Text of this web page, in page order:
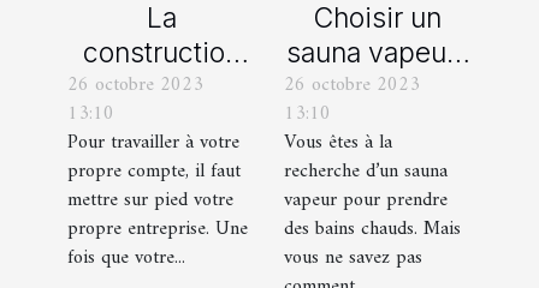
La
construction
d’une identité
d’entreprise :
que faut-il en
savoir ?
26 octobre 2023
13:10
Pour travailler à votre
propre compte, il faut
mettre sur pied votre
propre entreprise. Une
fois que votre...
Choisir un
sauna vapeur :
comment s’y
prendre ?
26 octobre 2023
13:10
Vous êtes à la
recherche d’un sauna
vapeur pour prendre
des bains chauds. Mais
vous ne savez pas